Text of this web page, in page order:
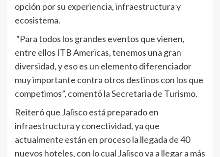
opción por su experiencia, infraestructura y
ecosistema.
“Para todos los grandes eventos que vienen,
entre ellos ITB Americas, tenemos una gran
diversidad, y eso es un elemento diferenciador
muy importante contra otros destinos con los que
competimos”, comentó la Secretaria de Turismo.
Reiteró que Jalisco está preparado en
infraestructura y conectividad, ya que
actualmente están en proceso la llegada de 40
nuevos hoteles, con lo cual Jalisco va a llegar a más